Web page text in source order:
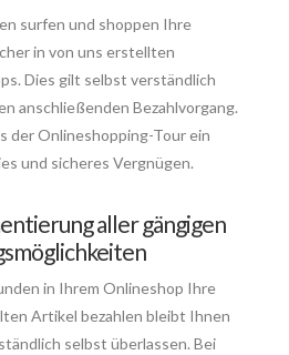
surfen und shoppen Ihre
in von uns erstellten
Dies gilt selbst verständlich
anschließenden Bezahlvorgang.
der Onlineshopping-Tour ein
und sicheres Vergnügen.
aller gängigen
in Ihrem Onlineshop Ihre
Artikel bezahlen bleibt Ihnen
selbst überlassen. Bei